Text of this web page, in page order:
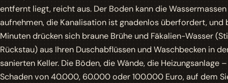
entfernt liegt, reicht aus. Der Boden kann die
aufnehmen, die Kanalisation ist gnadenlos überfordert, und
Minuten drücken sich braune Brühe und Fäkalien-Wasser
Rückstau) aus Ihren Duschabflüssen und Waschbecken in
sanierten Keller. Die Böden, die Wände, die Heizungsanlage
Schaden von 40.000, 60.000 oder 100.000 Euro, auf dem